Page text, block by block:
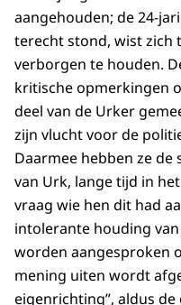
aangehouden; de 24-
terecht stond, wist zich
verborgen te houden.
kritische opmerkingen
deel van de Urker
zijn vlucht voor de
Daarmee hebben ze
van Urk, lange tijd in
vraag wie hen dit had
intolerante houding
worden aangesproken
mening uiten wordt
eigenrichting”, aldus de